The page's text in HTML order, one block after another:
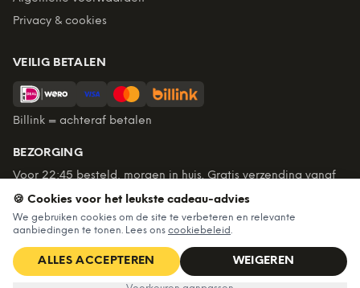
IN WINKELWAGEN
Privacy & cookies
VEILIG BETALEN
Billink = achteraf betalen
BEZORGING
Voor 22:45 besteld, morgen in huis. Gratis verzending vanaf
€60. Tot 365 dagen retourneren.
★ 4,7/5 uit 6.227beoordelingen
©2026Ditverzinjeniet — Alle rechten voorbehouden
🍪 Cookies voor het leukste cadeau-advies
We gebruiken cookies om de site te verbeteren en relevante
aanbiedingen te tonen. Lees ons cookiebeleid.
ALLES ACCEPTEREN WEIGEREN